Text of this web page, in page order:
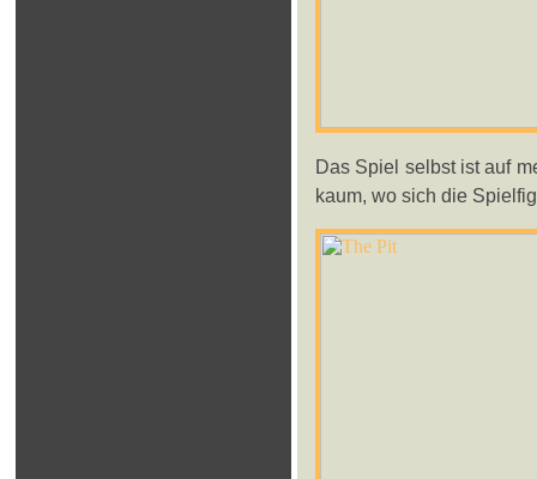
Das Spiel selbst ist auf
kaum, wo sich die